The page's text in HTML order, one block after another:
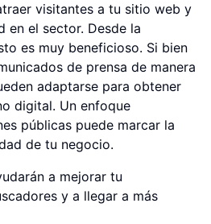
visitantes a tu sitio web y
en el sector. Desde la
es muy beneficioso. Si bien
de prensa de manera
adaptarse para obtener
digital. Un enfoque
públicas puede marcar la
de tu negocio.
a mejorar tu
y a llegar a más